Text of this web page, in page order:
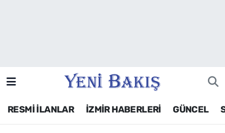
RESMİ İLANLAR İZMİR HABERLERİ GÜNCEL
Siyaset